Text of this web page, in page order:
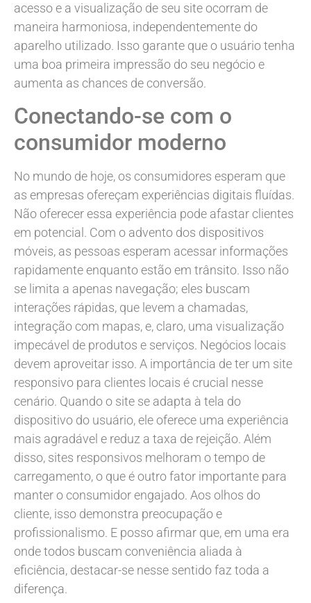
acesso e a visualização de seu site ocorram de
maneira harmoniosa, independentemente do
aparelho utilizado. Isso garante que o usuário tenha
uma boa primeira impressão do seu negócio e
aumenta as chances de conversão.
Conectando-se com o
consumidor moderno
No mundo de hoje, os consumidores esperam que
as empresas ofereçam experiências digitais fluídas.
Não oferecer essa experiência pode afastar clientes
em potencial. Com o advento dos dispositivos
móveis, as pessoas esperam acessar informações
rapidamente enquanto estão em trânsito. Isso não
se limita a apenas navegação; eles buscam
interações rápidas, que levem a chamadas,
integração com mapas, e, claro, uma visualização
impecável de produtos e serviços. Negócios locais
devem aproveitar isso. A importância de ter um site
responsivo para clientes locais é crucial nesse
cenário. Quando o site se adapta à tela do
dispositivo do usuário, ele oferece uma experiência
mais agradável e reduz a taxa de rejeição. Além
disso, sites responsivos melhoram o tempo de
carregamento, o que é outro fator importante para
manter o consumidor engajado. Aos olhos do
cliente, isso demonstra preocupação e
profissionalismo. E posso afirmar que, em uma era
onde todos buscam conveniência aliada à
eficiência, destacar-se nesse sentido faz toda a
diferença.